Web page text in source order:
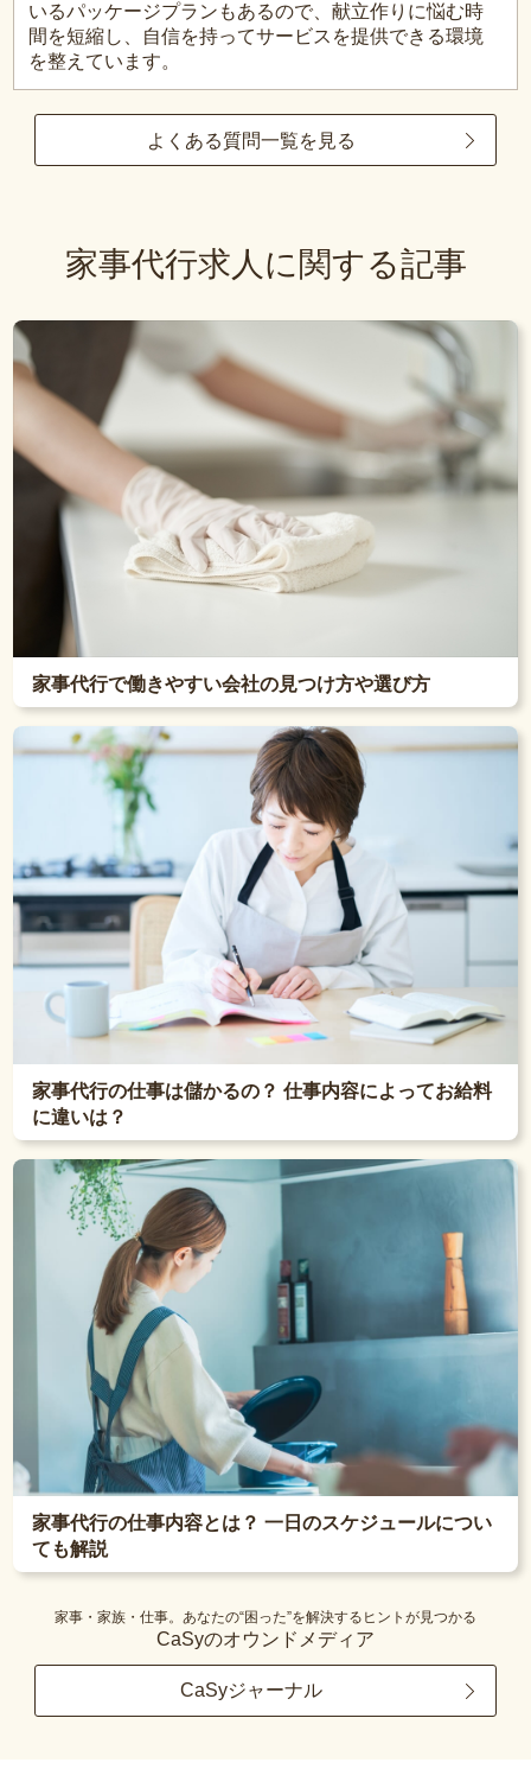
いるパッケージプランもあるので、献立作りに悩む時
間を短縮し、自信を持ってサービスを提供できる環境
を整えています。
よくある質問一覧を見る
家事代行求人に関する記事
家事代行で働きやすい会社の見つけ方や選び方
家事代行の仕事は儲かるの？ 仕事内容によってお給料
に違いは？
家事代行の仕事内容とは？ 一日のスケジュールについ
ても解説
家事・家族・仕事。あなたの“困った”を解決するヒントが見つかる
CaSyのオウンドメディア
CaSyジャーナル